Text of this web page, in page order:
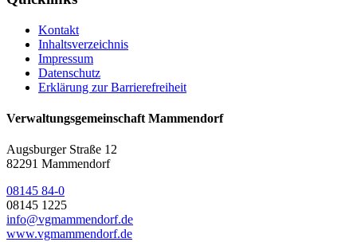
Kontakt
Inhaltsverzeichnis
Impressum
Datenschutz
Erklärung zur Barrierefreiheit
Verwaltungsgemeinschaft Mammendorf
Augsburger Straße 12
82291 Mammendorf
08145 84-0
08145 1225
info@vgmammendorf.de
www.vgmammendorf.de